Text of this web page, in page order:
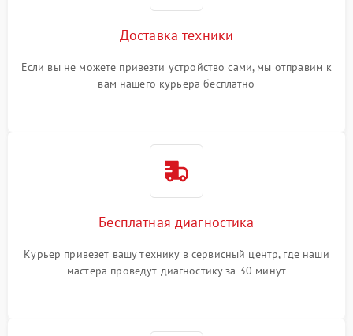
Доставка техники
Если вы не можете привезти устройство сами, мы отправим к
вам нашего курьера бесплатно
Бесплатная диагностика
Курьер привезет вашу технику в сервисный центр, где наши
мастера проведут диагностику за 30 минут